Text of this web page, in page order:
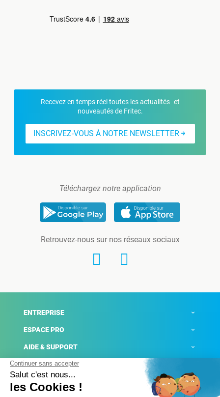
Recevez en temps réel toutes les actualités et
nouveautés de Fritec.
INSCRIVEZ-VOUS À NOTRE NEWSLETTER
Téléchargez notre application
Retrouvez-nous sur nos réseaux sociaux
ENTREPRISE
ESPACE PRO
AIDE & SUPPORT
ACTUALITÉS